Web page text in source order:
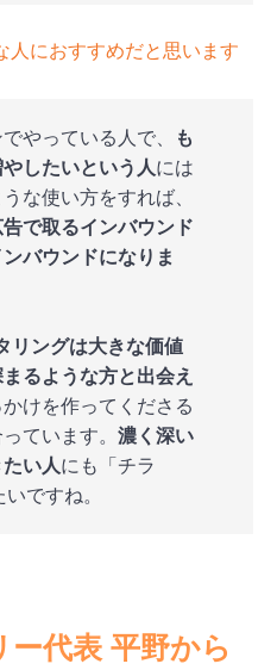
人におすすめだと思います
やっている人で、
も
したいという人には
な使い方をすれば、
告で取るインバウンド
バウンドになりま
リングは大きな価値
るような方と出会え
けを作ってくださる
ています。 濃く深い
い人にも「チラ
ですね。
代表 平野から